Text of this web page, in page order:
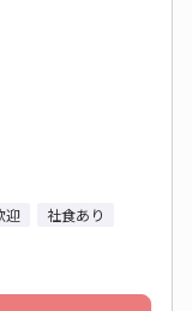
迎
社食あり